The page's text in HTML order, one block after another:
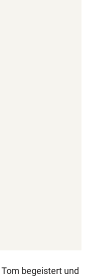
begeistert und